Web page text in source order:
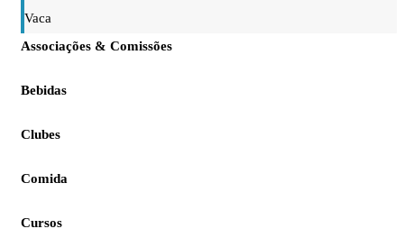
Vaca
Associações & Comissões
Bebidas
Clubes
Comida
Cursos